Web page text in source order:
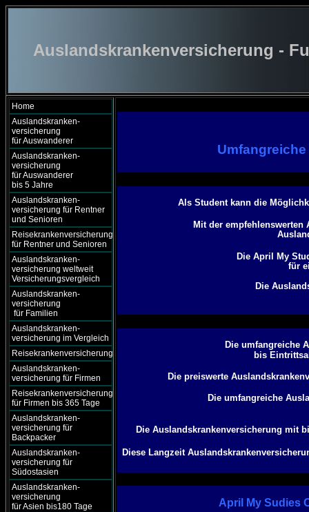
Auslandskrankenversicherung -
Home
Auslandskranken-
versicherung
für Auswanderer
Auslandskranken-
versicherung
für Auswanderer
bis 5 Jahre
Auslandskranken-
versicherung für Rentner
und Senioren
Reisekrankenversicherung
für Rentner und Senioren
Auslandskranken-
versicherung weltweit
Versicherungsvergleich
Auslandskranken-
versicherung
für Familien
Auslandskranken-
versicherung im Vergleich
Reisekrankenversicherung
Auslandskranken-
versicherung für Firmen
Reisekrankenversicherung
für Firmen bis 365 Tage
Auslandskranken-
versicherung für
Backpacker
Auslandskranken-
versicherung für
Südostasien
Auslandskranken-
versicherung
für Asien bis180 Tage
Als Student kann die
Mit der
Die April My
für
Die
Die umfangreiche
bis
Die preiswerte
Die umfangreiche
Die Auslandskrankenversicherung mit
Diese Langzeit
April My Sudies